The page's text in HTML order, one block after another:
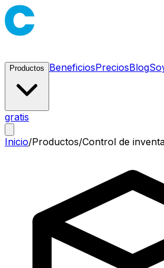
Productos BeneficiosPreciosBlog
gratis
Inicio/Productos/Control de